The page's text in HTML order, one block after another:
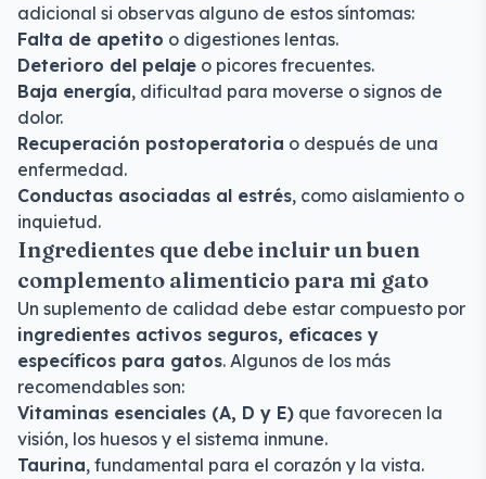
adicional si observas alguno de estos síntomas:
Falta de apetito o digestiones lentas.
Deterioro del pelaje o picores frecuentes.
Baja energía, dificultad para moverse o signos de
dolor.
Recuperación postoperatoria o después de una
enfermedad.
Conductas asociadas al estrés, como aislamiento o
inquietud.
Ingredientes que debe incluir un buen
complemento alimenticio para mi gato
Un suplemento de calidad debe estar compuesto por
ingredientes activos seguros, eficaces y
específicos para gatos. Algunos de los más
recomendables son:
Vitaminas esenciales (A, D y E) que favorecen la
visión, los huesos y el sistema inmune.
Taurina, fundamental para el corazón y la vista.